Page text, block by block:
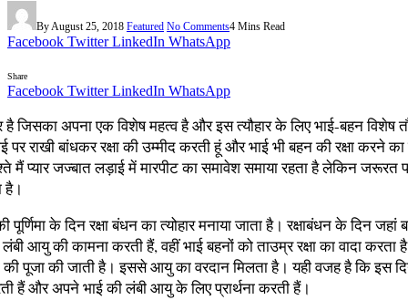
ByAugust 25, 2018 Featured No Comments4 Mins Read
Facebook Twitter LinkedIn WhatsApp
Share
Facebook Twitter LinkedIn WhatsApp
है जिसका अपना एक विशेष महत्व है और इस त्यौहार के लिए भाई-बहन विशेष
राखी बांधकर रक्षा की उम्मीद करती हूं और भाई भी बहन की रक्षा करने
प्यार जज्बात लड़ाई में मारपीट का समावेश समाया रहता है लेकिन जरूरत
है।
पूर्णिमा के दिन रक्षा बंधन का त्योहार मनाया जाता है। रक्षाबंधन के दिन
आयु की कामना करती हैं, वहीं भाई बहनों को ताउम्र रक्षा का वादा करता
पूजा की जाती है। इससे आयु का वरदान मिलता है। यही वजह है कि इस
हैं और अपने भाई की लंबी आयु के लिए प्रार्थना करती हैं।